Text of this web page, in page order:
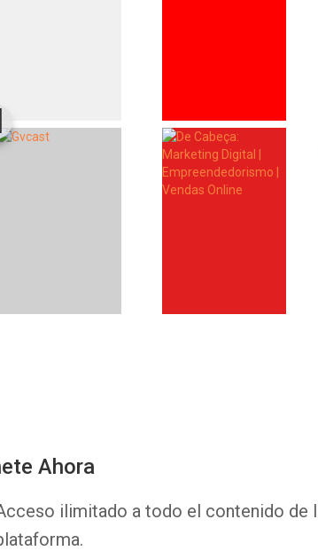
Ahora
ilimitado a todo el contenido de